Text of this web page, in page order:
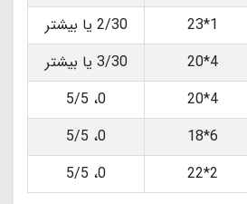
1*23
2/30 یا بیشتر
4*20
3/30 یا بیشتر
4*20
0، 5/5
6*18
0، 5/5
2*22 0، 5/5